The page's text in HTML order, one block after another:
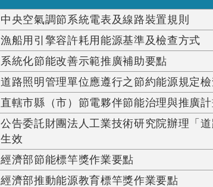
中央空氣調節系統電表及線路裝置規則
漁船用引擎容許耗用能源基準及檢查方式
系統化節能改善示範推廣補助要點
道路照明管理單位應遵行之節約能源規定
直轄市縣（市）節電夥伴節能治理與推廣
公告委託財團法人工業技術研究院辦理「
生效
經濟部節能標竿獎作業要點
經濟部推動能源教育標竿獎作業要點